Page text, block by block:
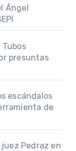
Ángel
presuntas
escándalos
de
Pedraz en